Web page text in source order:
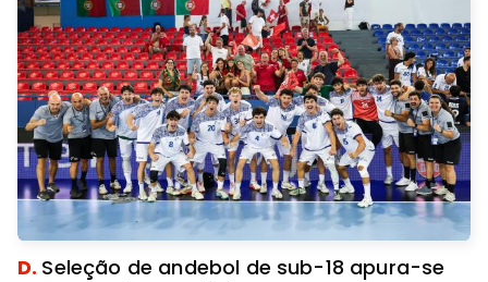
D. Seleção de andebol de sub-18 apura-se